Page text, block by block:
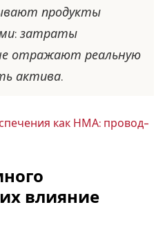
продукты
затраты
отражают реальную
актива.
как НМА: про­вод­
влияние